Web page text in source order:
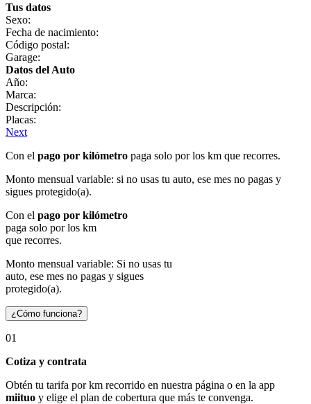
Tus datos
Sexo:
Fecha de nacimiento:
Código postal:
Garage:
Datos del Auto
Año:
Marca:
Descripción:
Placas:
Next
Con el pago por kilómetro paga solo por los km que recorres.
Monto mensual variable: si no usas tu auto, ese mes no pagas y
sigues protegido(a).
Con el pago por kilómetro
paga solo por los km
que recorres.
Monto mensual variable: Si no usas tu
auto, ese mes no pagas y sigues
protegido(a).
¿Cómo funciona?
01
Cotiza y contrata
Obtén tu tarifa por km recorrido en nuestra página o en la app
miituo y elige el plan de cobertura que más te convenga.